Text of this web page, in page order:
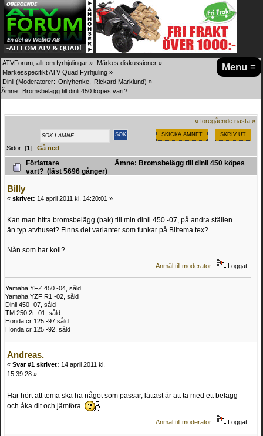
Menu ≡
ATVForum, allt om fyrhjulingar » Märkes diskussioner »
Märkesspecifikt ATV Quad Fyrhjuling »
Dinli (Moderatorer: Onlyhenke Rickard Marklund) »
Ämne: Bromsbelägg till dinli 450 köpes vart?
« föregående nästa »
SKICKA ÄMNET SKRIV UT
Sidor: [1]Gå ned
Författare
Ämne: Bromsbelägg till dinli 450 köpes
vart? (läst 5696 gånger)
Billy
« skrivet: 14 april 2011 kl. 14:20:01 »
Kan man hitta bromsbelägg (bak) till min dinli 450 -07, på andra ställen
än typ atvhuset? Finns det varianter som funkar på Biltema tex?
Nån som har koll?
Anmäl till moderator Loggat
Yamaha YFZ 450 -04, såld
Yamaha YZF R1 -02, såld
Dinli 450 -07, såld
TM 250 2t -01, såld
Honda cr 125 -97 såld
Honda cr 125 -92, såld
Andreas.
« Svar #1 skrivet: 14 april 2011 kl.
15:39:28 »
Har hört att tema ska ha något som passar, lättast är att ta med ett belägg
och åka dit och jämföra
Anmäl till moderator Loggat